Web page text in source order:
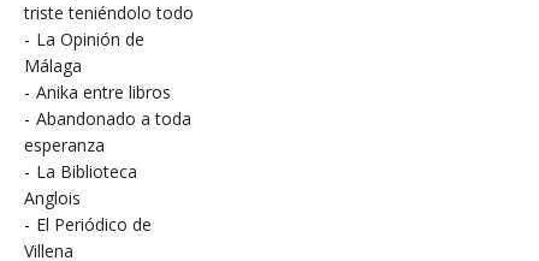
triste teniéndolo todo
- La Opinión de
Málaga
- Anika entre libros
- Abandonado a toda
esperanza
- La Biblioteca
Anglois
- El Periódico de
Villena